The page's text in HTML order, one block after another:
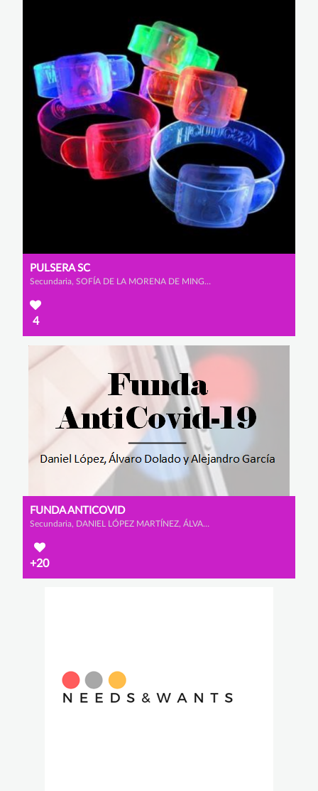
PULSERA SC
Secundaria, SOFÍA DE LA MORENA DE MINGO y CAROLINA CID PÉREZ
4
FUNDA ANTICOVID
Secundaria, DANIEL LÓPEZ MARTÍNEZ, ÁLVARO DOLADO MONTERO y ALEJANDRO GARCÍA CALAMARDO
+20